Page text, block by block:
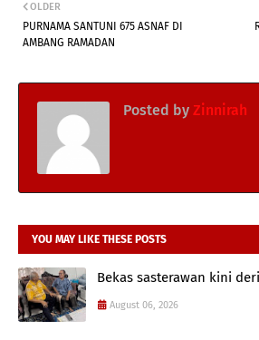
OLDER
PURNAMA SANTUNI 675 ASNAF DI
AMBANG RAMADAN
Posted by Zinnirah
YOU MAY LIKE THESE POSTS
Bekas sasterawan kini
August 06, 2026